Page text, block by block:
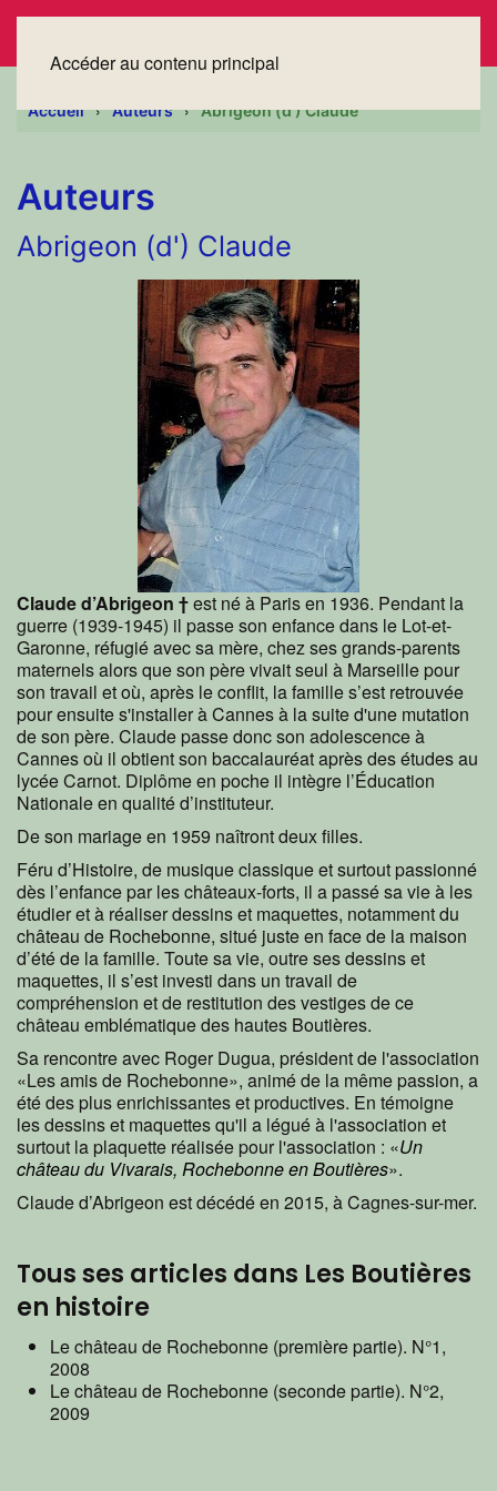
Accéder au contenu principal
Accueil Auteurs Abrigeon (d') Claude
Auteurs
Abrigeon (d') Claude
Claude d’Abrigeon †est né à Paris en 1936. Pendant la
guerre (1939-1945) il passe son enfance dans le Lot-et-
Garonne, réfugié avec sa mère, chez ses grands-parents
maternels alors que son père vivait seul à Marseille pour
son travail et où, après le conflit, la famille s’est retrouvée
pour ensuite s'installer à Cannes à la suite d'une mutation
de son père. Claude passe donc son adolescence à
Cannes où il obtient son baccalauréat après des études au
lycée Carnot. Diplôme en poche il intègre l’Éducation
Nationale en qualité d’instituteur.
De son mariage en 1959 naîtront deux filles.
Féru d’Histoire, de musique classique et surtout passionné
dès l’enfance par les châteaux-forts, il a passé sa vie à les
étudier et à réaliser dessins et maquettes, notamment du
château de Rochebonne, situé juste en face de la maison
d’été de la famille. Toute sa vie, outre ses dessins et
maquettes, il s’est investi dans un travail de
compréhension et de restitution des vestiges de ce
château emblématique des hautes Boutières.
Sa rencontre avec Roger Dugua, président de l'association
«Les amis de Rochebonne», animé de la même passion, a
été des plus enrichissantes et productives. En témoigne
les dessins et maquettes qu'il a légué à l'association et
surtout la plaquette réalisée pour l'association : «Un
château du Vivarais, Rochebonne en Boutières».
Claude d’Abrigeon est décédé en 2015, à Cagnes-sur-mer.
Tous ses articles dans Les Boutières
en histoire
Le château de Rochebonne (première partie). N°1,
2008
Le château de Rochebonne (seconde partie). N°2,
2009